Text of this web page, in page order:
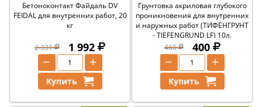
Бетоноконтакт Файдаль DV
FEIDAL для внутренних работ, 20
кг
2 331 1 992
+
−
Купить
Грунтовка акриловая глубокого
проникновения для внутренних
и наружных работ (ТИФЕНГРУНТ
- TIEFENGRUND LF) 10л.
460
400
+
−
Купить